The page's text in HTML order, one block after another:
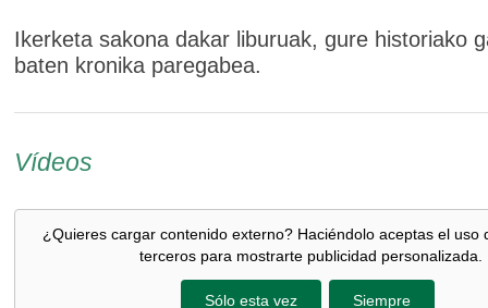
Ikerketa sakona dakar liburuak, gure historiako
baten kronika paregabea.
Vídeos
¿Quieres cargar contenido externo? Haciéndolo aceptas el uso
terceros para mostrarte publicidad personalizada.
Sólo esta vez Siempre